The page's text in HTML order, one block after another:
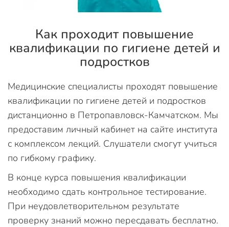
Как проходит повышение
квалификации по гигиене детей и
подростков
Медицинские специалисты проходят повышение
квалификации по гигиене детей и подростков
дистанционно в Петропавловск-Камчатском. Мы
предоставим личный кабинет на сайте института
с комплексом лекций. Слушатели смогут учиться
по гибкому графику.
В конце курса повышения квалификации
необходимо сдать контрольное тестирование.
При неудовлетворительном результате
проверку знаний можно пересдавать бесплатно.